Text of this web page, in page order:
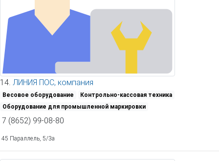
14. ЛИНИЯ ПОС, компания
Весовое оборудование
Контрольно-кассовая техника
Оборудование для промышленной маркировки
7 (8652) 99-08-80
45 Параллель, 5/3а